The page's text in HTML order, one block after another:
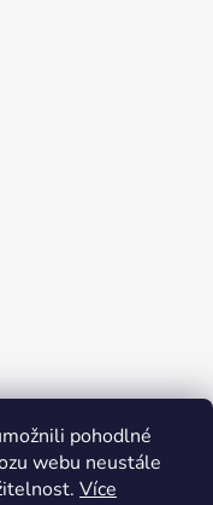
pohodlné
webu neustále
Více